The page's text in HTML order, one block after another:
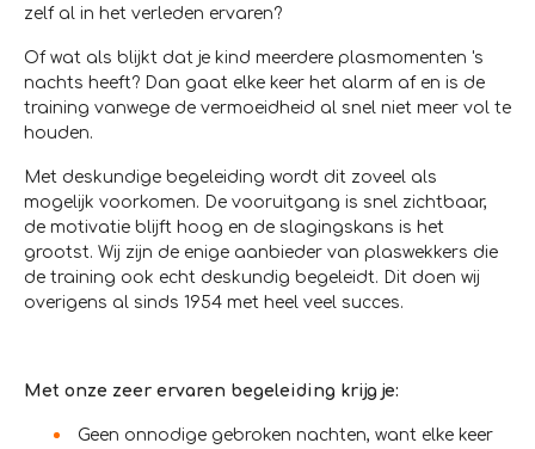
zelf al in het verleden ervaren?
Of wat als blijkt dat je kind meerdere plasmomenten 's
nachts heeft? Dan gaat elke keer het alarm af en is de
training vanwege de vermoeidheid al snel niet meer vol te
houden.
Met deskundige begeleiding wordt dit zoveel als
mogelijk voorkomen. De vooruitgang is snel zichtbaar,
de motivatie blijft hoog en de slagingskans is het
grootst. Wij zijn de enige aanbieder van plaswekkers die
de training ook echt deskundig begeleidt. Dit doen wij
overigens al sinds 1954 met heel veel succes.
Met onze zeer ervaren begeleiding krijg je:
Geen onnodige gebroken nachten, want elke keer